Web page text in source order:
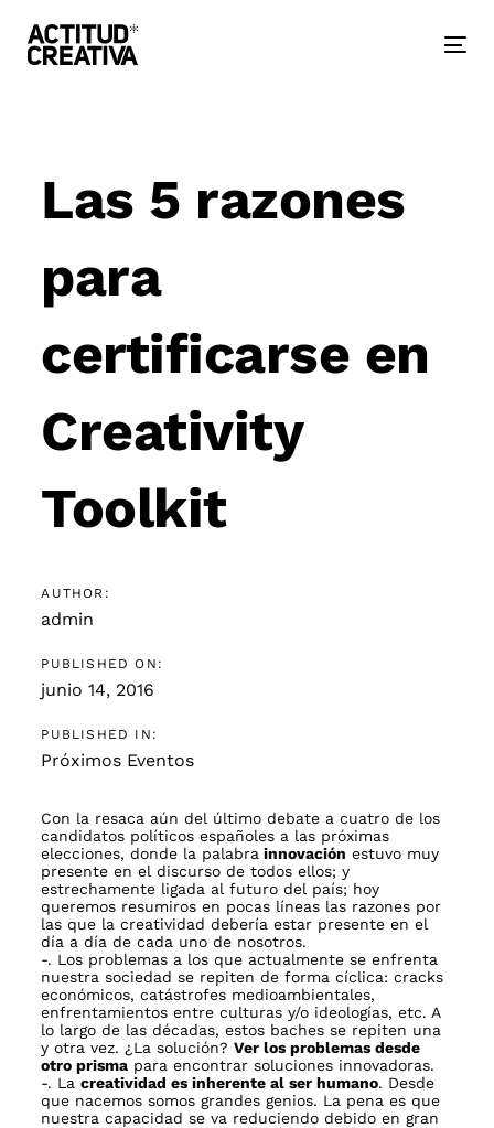
links
primary
navigation
Las 5 razones
para
certificarse en
Creativity
Toolkit
AUTHOR:
admin
PUBLISHED ON:
junio 14, 2016
PUBLISHED IN:
Próximos Eventos
Con la resaca aún del último debate a cuatro de los
candidatos políticos españoles a las próximas
elecciones, donde la palabra innovación estuvo muy
presente en el discurso de todos ellos; y
estrechamente ligada al futuro del país; hoy
queremos resumiros en pocas líneas las razones por
las que la creatividad debería estar presente en el
día a día de cada uno de nosotros.
-. Los problemas a los que actualmente se enfrenta
nuestra sociedad se repiten de forma cíclica: cracks
económicos, catástrofes medioambientales,
enfrentamientos entre culturas y/o ideologías, etc. A
lo largo de las décadas, estos baches se repiten una
y otra vez. ¿La solución?Ver los problemas desde
otro prisma para encontrar soluciones innovadoras.
-. Lacreatividad es inherente al ser humano. Desde
que nacemos somos grandes genios. La pena es que
nuestra capacidad se va reduciendo debido en gran
navigation